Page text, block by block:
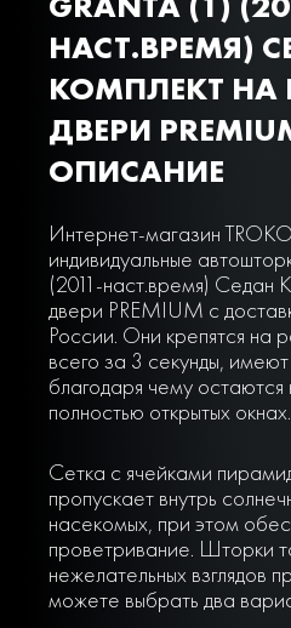
НАСТ.ВРЕМЯ)
КОМПЛЕКТ НА
ДВЕРИ
ОПИСАНИЕ
Интернет-магазин
индивидуальные
(2011-наст.время) Седан
двери PREMIUM с
России. Они крепятся на
всего за 3 секунды,
благодаря чему
полностью открытых окнах.
Сетка с ячейками
пропускает внутрь
насекомых, при этом
проветривание. Шторки
нежелательных взглядов
можете выбрать два